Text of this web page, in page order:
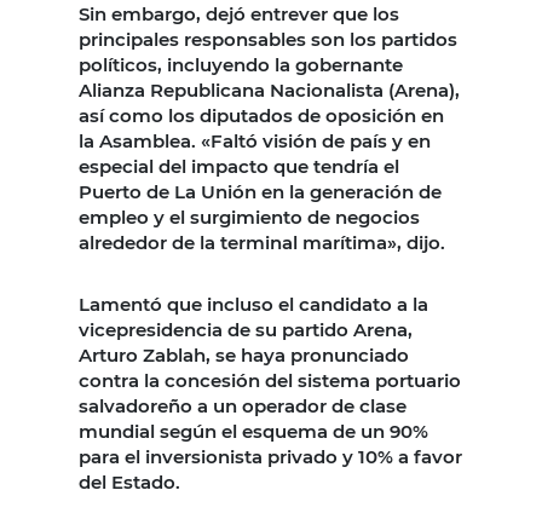
Sin embargo, dejó entrever que los
principales responsables son los partidos
políticos, incluyendo la gobernante
Alianza Republicana Nacionalista (Arena),
así como los diputados de oposición en
la Asamblea. «Faltó visión de país y en
especial del impacto que tendría el
Puerto de La Unión en la generación de
empleo y el surgimiento de negocios
alrededor de la terminal marítima», dijo.
Lamentó que incluso el candidato a la
vicepresidencia de su partido Arena,
Arturo Zablah, se haya pronunciado
contra la concesión del sistema portuario
salvadoreño a un operador de clase
mundial según el esquema de un 90%
para el inversionista privado y 10% a favor
del Estado.